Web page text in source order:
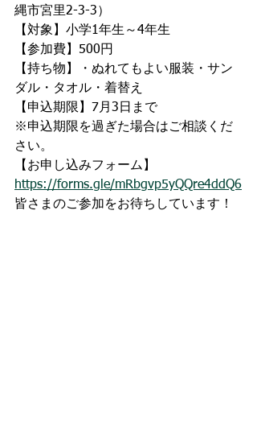
縄市宮里2-3-3）
【対象】小学1年生～4年生
【参加費】500円
【持ち物】・ぬれてもよい服装・サン
ダル・タオル・着替え
【申込期限】7月3日まで
※申込期限を過ぎた場合はご相談くだ
さい。
【お申し込みフォーム】
https://forms.gle/mRbgvp5yQQre4ddQ6
皆さまのご参加をお待ちしています！